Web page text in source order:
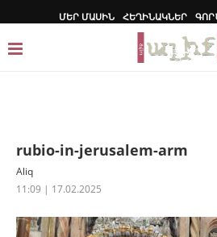
ՄԵՐ ՄԱՍԻՆ ՀԵՂԻՆԱԿՆԵՐ
rubio-in-jerusalem-arm
Aliq
11:09 | 17.02.2025